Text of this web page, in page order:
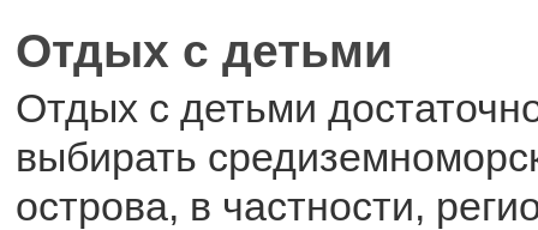
Отдых с детьми
Отдых с детьми
выбирать
острова, в частности,